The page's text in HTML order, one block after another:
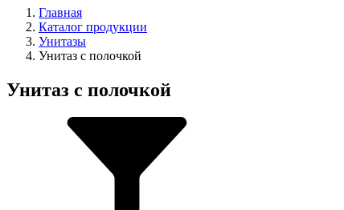
Главная
Каталог продукции
Унитазы
Унитаз с полочкой
Унитаз с полочкой